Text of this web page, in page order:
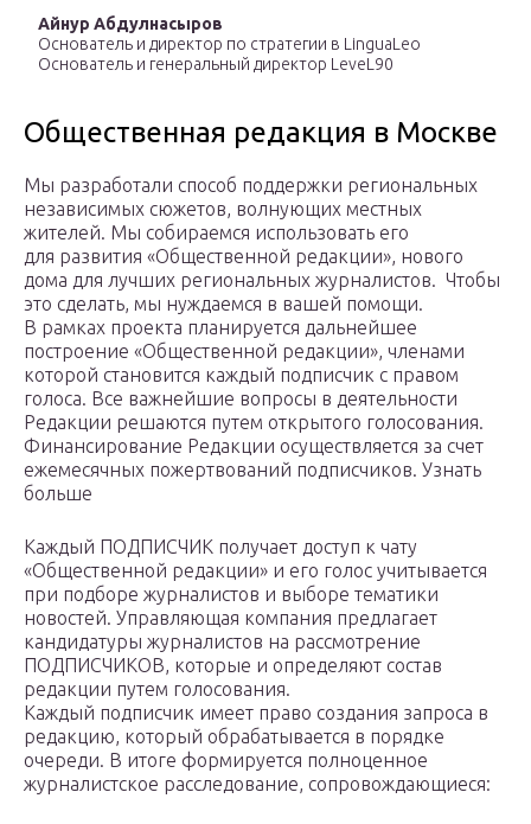
Айнур Абдулнасыров
Основатель и директор по стратегии в LinguaLeo
Основатель и генеральный директор LeveL90
Общественная редакция в Москве
Мы разработали способ поддержки региональных
независимых сюжетов, волнующих местных
жителей. Мы собираемся использовать его
для развития «Общественной редакции», нового
дома для лучших региональных журналистов. Чтобы
это сделать, мы нуждаемся в вашей помощи.
В рамках проекта планируется дальнейшее
построение «Общественной редакции», членами
которой становится каждый подписчик с правом
голоса. Все важнейшие вопросы в деятельности
Редакции решаются путем открытого голосования.
Финансирование Редакции осуществляется за счет
ежемесячных пожертвований подписчиков. Узнать
больше
Каждый ПОДПИСЧИК получает доступ к чату
«Общественной редакции» и его голос учитывается
при подборе журналистов и выборе тематики
новостей. Управляющая компания предлагает
кандидатуры журналистов на рассмотрение
ПОДПИСЧИКОВ, которые и определяют состав
редакции путем голосования.
Каждый подписчик имеет право создания запроса в
редакцию, который обрабатывается в порядке
очереди. В итоге формируется полноценное
журналистское расследование, сопровождающиеся: